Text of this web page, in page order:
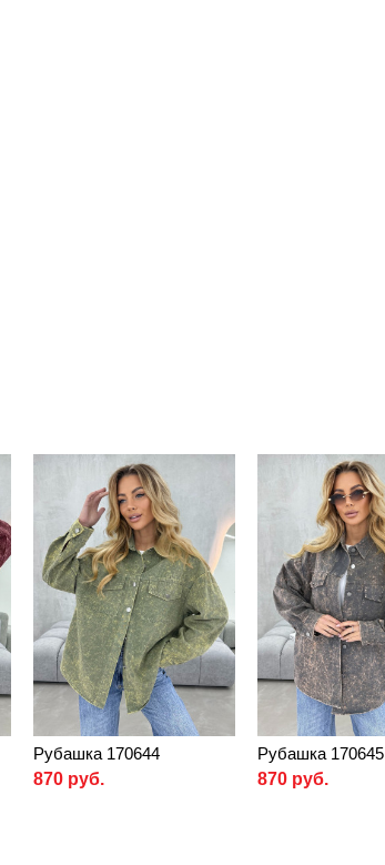
Рубашка 170644
870 руб.
Рубашка 170645
870 руб.